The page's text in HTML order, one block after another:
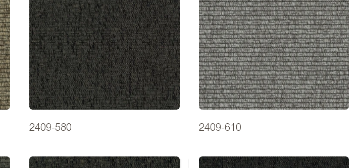
2409-580 2409-610